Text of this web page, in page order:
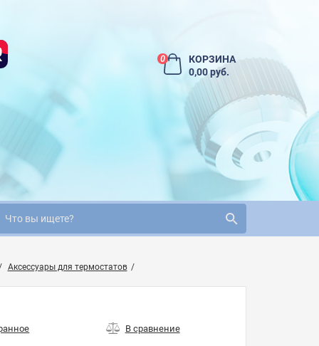
0
КОРЗИНА
0,00 руб.
Аксессуары для термостатов